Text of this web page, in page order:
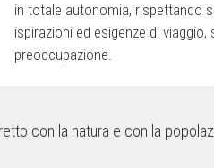
in totale autonomia, rispettando
ispirazioni ed esigenze di viaggio,
preoccupazione.
con la natura e con la